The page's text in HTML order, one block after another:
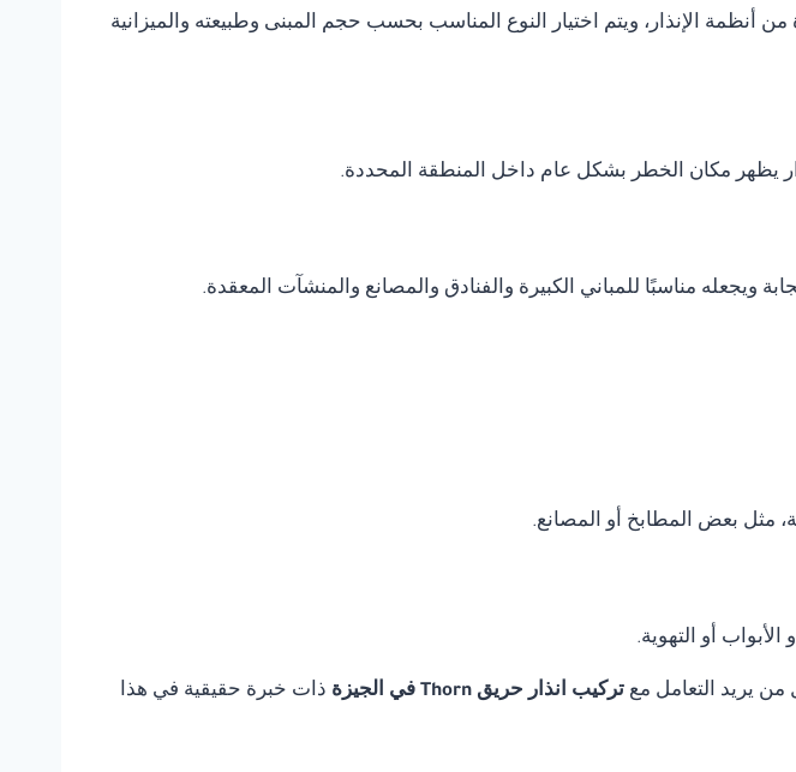
أنظمة الإنذار، ويتم اختيار النوع المناسب بحسب حجم المبنى وطبيعته والميزانية
يظهر مكان الخطر بشكل عام داخل المنطقة المحددة.
ويجعله مناسبًا للمباني الكبيرة والفنادق والمصانع والمنشآت المعقدة.
مثل بعض المطابخ أو المصانع.
أو التهوية.
من يريد التعامل مع تركيب انذار حريق Thorn في الجيزة
ذات خبرة حقيقية في هذا